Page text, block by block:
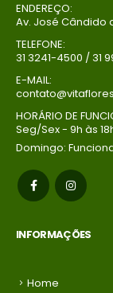
ENDEREÇO:
Av. José Cândido
TELEFONE:
31 3241-4500 / 31
E-MAIL:
HORÁRIO DE
Seg/Sex - 9h às
Domingo:
INFORMAÇÕES
Home